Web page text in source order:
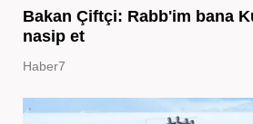
Bakan Çiftçi: Rabb'im bana
nasip et
Haber7